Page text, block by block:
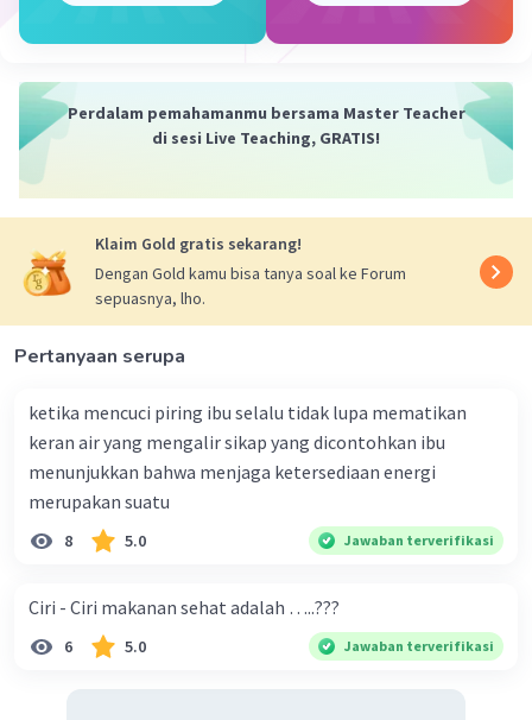
Perdalam pemahamanmu bersama Master Teacher
di sesi Live Teaching, GRATIS!
Klaim Gold gratis sekarang!
Dengan Gold kamu bisa tanya soal ke Forum
sepuasnya, lho.
Pertanyaan serupa
ketika mencuci piring ibu selalu tidak lupa mematikan
keran air yang mengalir sikap yang dicontohkan ibu
menunjukkan bahwa menjaga ketersediaan energi
merupakan suatu
8 5.0 Jawaban terverifikasi
Ciri - Ciri makanan sehat adalah …..???
6 5.0 Jawaban terverifikasi